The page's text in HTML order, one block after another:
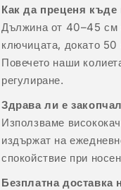
Как да преценя
Дължина от 40–45 см
ключицата, докато
Повечето наши
регулиране.
Здрава ли е
Използваме
издържат на
спокойствие при
Безплатна доставка